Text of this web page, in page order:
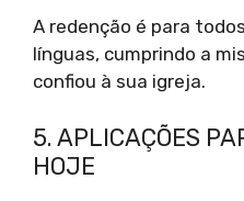
A redenção é para
línguas, cumprindo a
confiou à sua igreja.
5. APLICAÇÕES
HOJE